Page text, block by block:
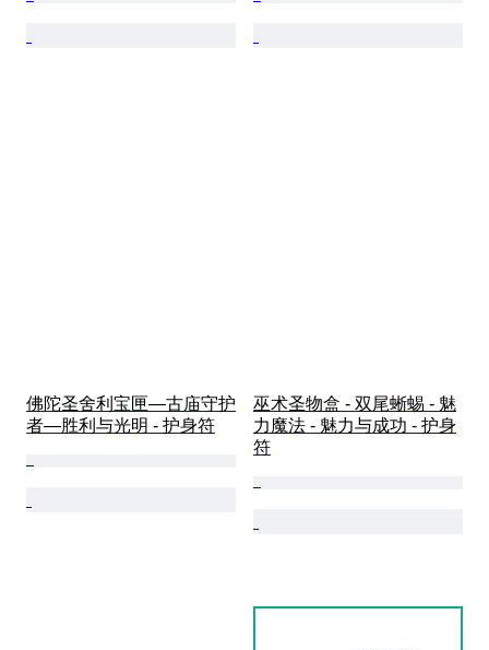
佛陀圣舍利宝匣—古庙守护
者—胜利与光明 - 护身符
巫术圣物盒 - 双尾蜥蜴 - 魅
力魔法 - 魅力与成功 - 护身
符